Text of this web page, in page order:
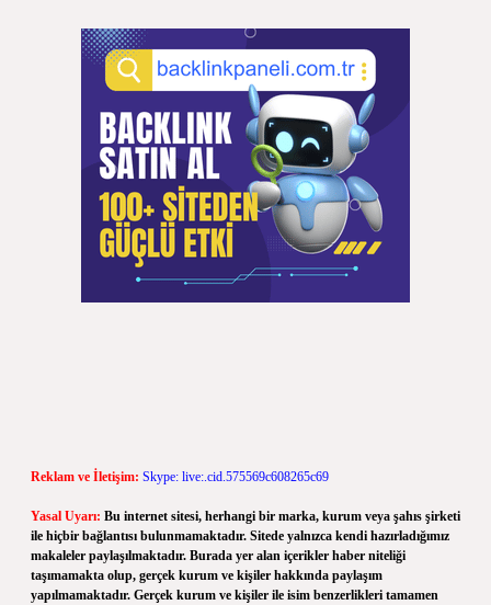
Reklam ve İletişim: Skype: live:.cid.575569c608265c69
Yasal Uyarı: Bu internet sitesi, herhangi bir marka, kurum veya şahıs şirketi
ile hiçbir bağlantısı bulunmamaktadır. Sitede yalnızca kendi hazırladığımız
makaleler paylaşılmaktadır. Burada yer alan içerikler haber niteliği
taşımamakta olup, gerçek kurum ve kişiler hakkında paylaşım
yapılmamaktadır. Gerçek kurum ve kişiler ile isim benzerlikleri tamamen